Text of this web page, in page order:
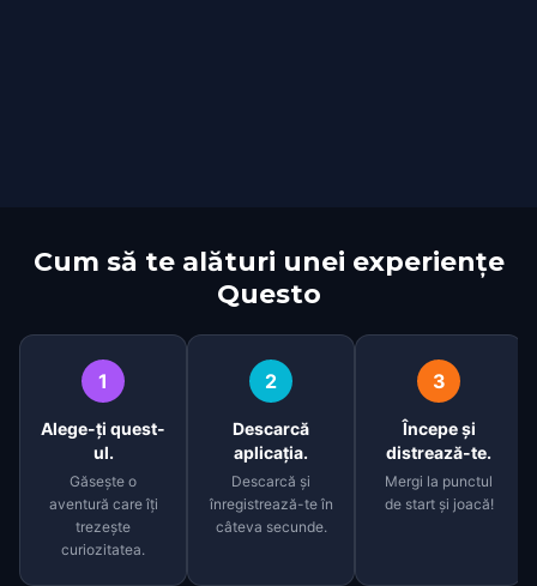
Cum să te alături unei experiențe
Questo
1
Alege-ți quest-
ul.
Găsește o
aventură care îți
trezește
curiozitatea.
2
Descarcă
aplicația.
Descarcă și
înregistrează-te în
câteva secunde.
3
Începe și
distrează-te.
Mergi la punctul
de start și joacă!